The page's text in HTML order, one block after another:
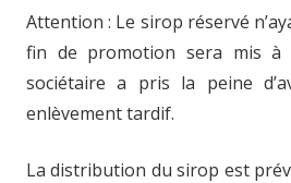
Attention : Le sirop réservé
fin de promotion sera mis à
sociétaire a pris la peine
enlèvement tardif.
La distribution du sirop est